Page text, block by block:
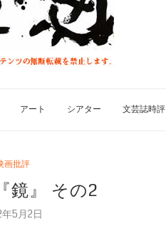
アート シアター 文芸誌時評
画批評
鏡』 その2
年5月2日